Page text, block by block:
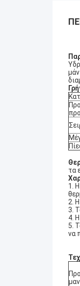
τα
1.
2.
3.
4.
5.
να